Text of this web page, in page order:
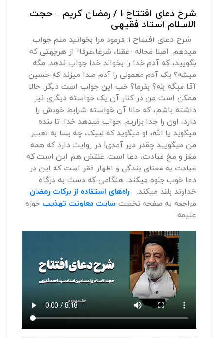
شرح دعای افتتاح 1 / رمضان کریم – حجت
الاسلام استاد فقیهی
شرح دعای افتتاح 1: فرمود مرا بخوانید منم جواب
میدهم. اصلا محاله -عقلا، شرعا،عرفا- از هرچهتی که
بگویید، که آدم خدا را بخواند خدا جواب ندهد. مگه
میشه؟ یک آدم معمولی را آدم صدا میزند که حسین
آقا میگه بله؟ بفرما؟ خب این جواب است دیگر. حالا
ممکن است من در کنار آن یک خواسته دیگری نیز
داشته باشم، که حالا آن خواسته شرایط خودش را
دارد، اون را جدا بزاریم. جواب میدهد خدا. تا بنده
میگوید یا الله، او میگوید که لبیک، چه بسا به تعبیر
من میگویید چقدر دیر آمدی! در روایت دارد که همه
مغز و مخ عبادت، دعا است. علتش هم این است که
عبادت به معنای بندگی و اظهار فقر است که این در
دعا خوب جلوه میکند، هنگامی که دست به درگاه
خداوند بلند میکند. راه‌های استفاده از برکات رمضان
مراجعه به صفحه نخست سایت معاونت تهذیب حوزه
علیمه